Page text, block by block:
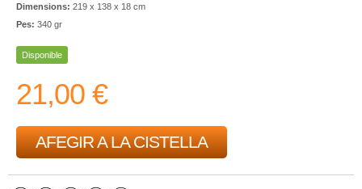
Dimensions: 219 x 138 x 18 cm
Pes: 340 gr
Disponible
21,00 €
AFEGIR A LA CISTELLA